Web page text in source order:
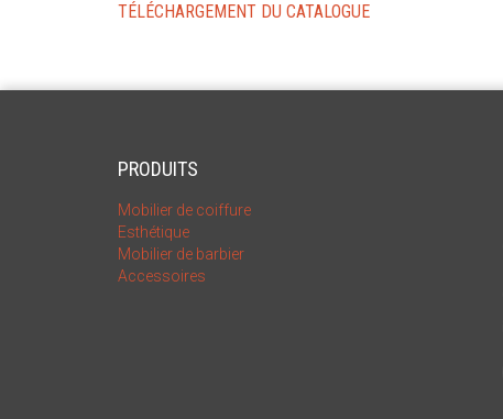
TÉLÉCHARGEMENT DU CATALOGUE
PRODUITS
Mobilier de coiffure
Esthétique
Mobilier de barbier
Accessoires